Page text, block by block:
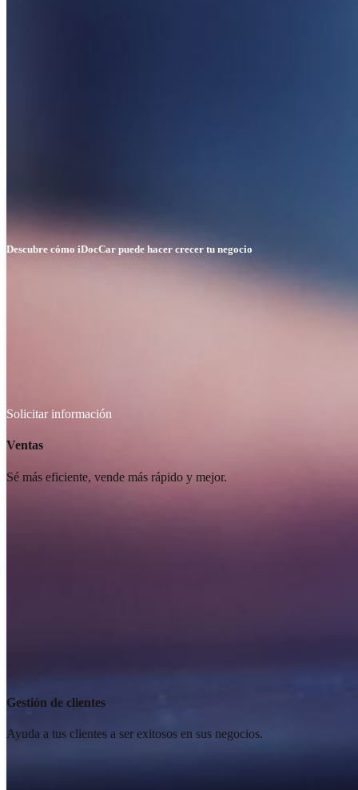
Descubre cómo iDocCar puede hacer crecer tu negocio
Solicitar información
información
Ventas
Sé más eficiente, vende más rápido y mejor.
Gestión de clientes
Ayuda a tus clientes a ser exitosos en sus negocios.